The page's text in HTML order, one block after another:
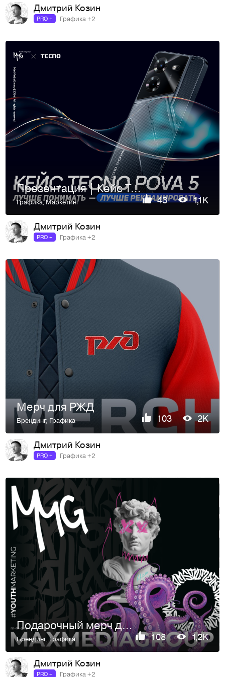
Дмитрий Козин
PRO + Графика +2
Презентация | Кейс Tecno
Графика,Маркетинг 43 1,1K
Дмитрий Козин
PRO + Графика +2
Мерч для РЖД
Брендинг, Графика 103 2K
Дмитрий Козин
PRO + Графика +2
Подарочный мерч для клиентов MMG
Брендинг,Графика 108 1,2K
Дмитрий Козин
PRO + Графика +2